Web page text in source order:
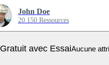
John Doe
20 150 Ressources
Gratuit avec EssaiAucune